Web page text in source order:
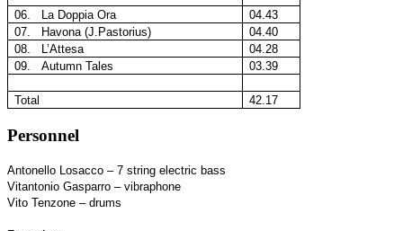
06. La Doppia Ora
04.43
07. Havona (J.Pastorius)
04.40
08. L’Attesa
04.28
09.Autumn Tales 03.39
Total 42.17
Personnel
Antonello Losacco – 7 string electric bass
Vitantonio Gasparro – vibraphone
Vito Tenzone – drums